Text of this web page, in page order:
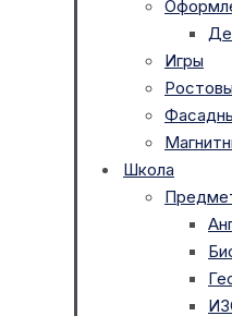
Игры
Школа